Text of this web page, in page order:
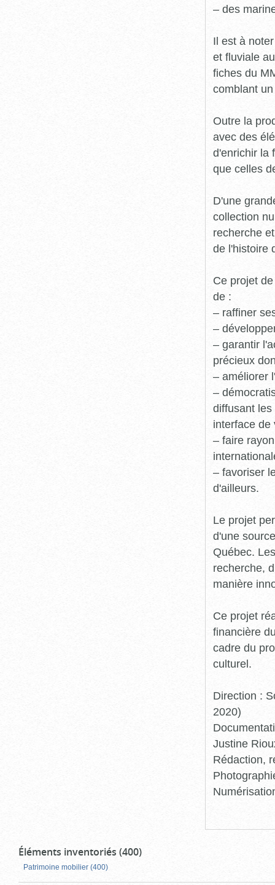
– des
Il est à
et fluviale
fiches du
comblant
Outre la
avec des
d'enrichir la
que celles
D'une
collection
recherche
de l'histoire
Ce projet
de :
– raffiner
–
– garantir
précieux
– améliorer
–
diffusant
interface de
– faire
– favoriser
d'ailleurs.
Le projet
d'une
Québec.
recherche,
manière
Ce projet
financière
cadre du
culturel.
Direction :
2020)
Justine
Rédaction,
Éléments inventoriés (400)
Patrimoine mobilier (400)